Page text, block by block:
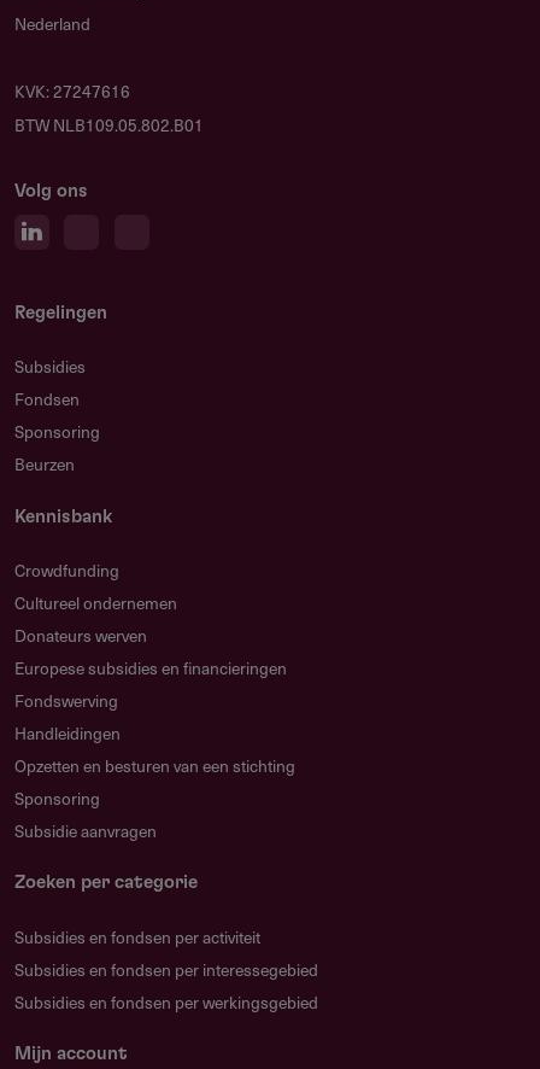
Nederland
KVK: 27247616
BTW NLB109.05.802.B01
Volg ons
Regelingen
Subsidies
Fondsen
Sponsoring
Beurzen
Kennisbank
Crowdfunding
Cultureel ondernemen
Donateurs werven
Europese subsidies en financieringen
Fondswerving
Handleidingen
Opzetten en besturen van een stichting
Sponsoring
Subsidie aanvragen
Zoeken per categorie
Subsidies en fondsen per activiteit
Subsidies en fondsen per interessegebied
Subsidies en fondsen per werkingsgebied
Mijn account